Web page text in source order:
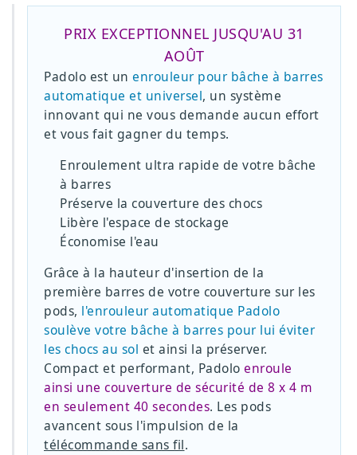
PRIX EXCEPTIONNEL JUSQU'AU 31
AOÛT
Padolo est un enrouleur pour bâche à barres
automatique et universel, un système
innovant qui ne vous demande aucun effort
et vous fait gagner du temps.
Enroulement ultra rapide de votre bâche
à barres
Préserve la couverture des chocs
Libère l'espace de stockage
Économise l'eau
Grâce à la hauteur d'insertion de la
première barres de votre couverture sur les
pods, l'enrouleur automatique Padolo
soulève votre bâche à barres pour lui éviter
les chocs au sol et ainsi la préserver.
Compact et performant, Padolo enroule
ainsi une couverture de sécurité de 8 x 4 m
en seulement 40 secondes. Les pods
avancent sous l'impulsion de la
télécommande sans fil.